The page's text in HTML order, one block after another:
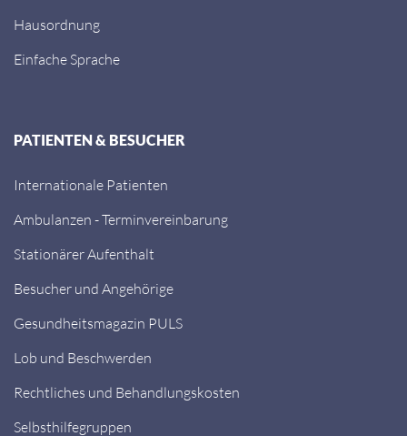
Hausordnung
Einfache Sprache
PATIENTEN & BESUCHER
Internationale Patienten
Ambulanzen - Terminvereinbarung
Stationärer Aufenthalt
Besucher und Angehörige
Gesundheitsmagazin PULS
Lob und Beschwerden
Rechtliches und Behandlungskosten
Selbsthilfegruppen